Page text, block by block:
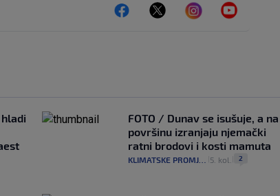
FOTO / Dunav se isušuje, a na
površinu izranjaju njemački
ratni brodovi i kosti mamuta
KLIMATSKE PROMJENE 5. kol. 2